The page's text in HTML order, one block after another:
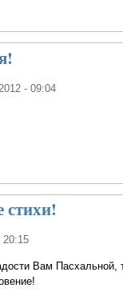
- 09:04
стихи!
20:15
Вам Пасхальной,